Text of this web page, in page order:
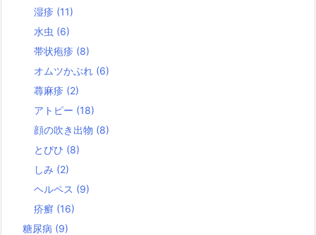
湿疹 (11)
水虫 (6)
帯状疱疹 (8)
オムツかぶれ (6)
蕁麻疹 (2)
アトピー (18)
顔の吹き出物 (8)
とびひ (8)
しみ (2)
ヘルペス (9)
疥癬 (16)
糖尿病 (9)